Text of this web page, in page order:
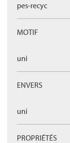
pes-recyc
MOTIF
uni
ENVERS
uni
PROPRIÉTÉS